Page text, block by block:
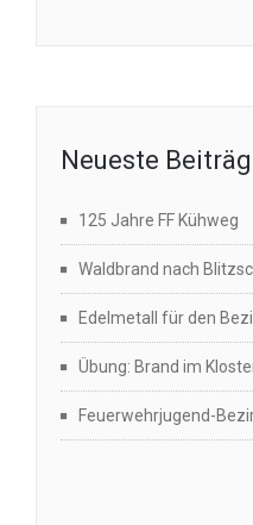
Neueste
125 Jahre FF Kühweg
Waldbrand nach
Edelmetall für den
Übung: Brand im
Feuerwehrjugend-